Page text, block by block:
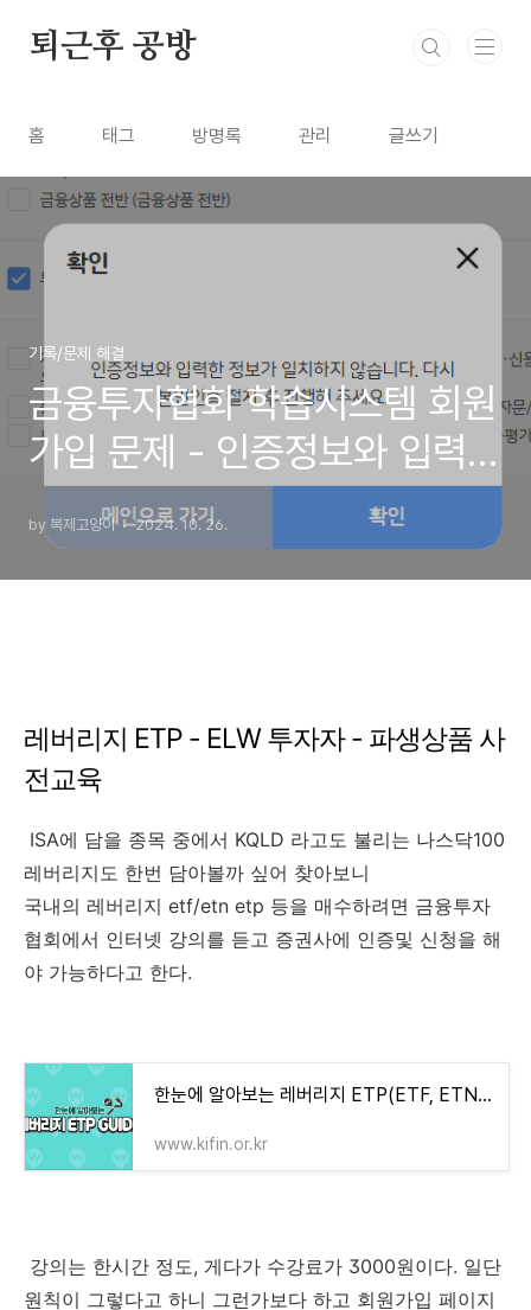
퇴근후 공방
홈 태그 방명록 관리 글쓰기
기록/문제 해결
금융투자협회 학습시스템 회원
가입 문제 - 인증정보와 입력한
정보가 일치하지 않습니다. 해
결
by 복제고양이 2024. 10. 26.
레버리지 ETP - ELW 투자자 - 파생상품 사
전교육
ISA에 담을 종목 중에서 KQLD 라고도 불리는 나스닥100
레버리지도 한번 담아볼까 싶어 찾아보니
국내의 레버리지 etf/etn etp 등을 매수하려면 금융투자
협회에서 인터넷 강의를 듣고 증권사에 인증및 신청을 해
야 가능하다고 한다.
한눈에 알아보는 레버리지 ETP(ETF, ETN) Guide
www.kifin.or.kr
강의는 한시간 정도, 게다가 수강료가 3000원이다. 일단
원칙이 그렇다고 하니 그런가보다 하고 회원가입 페이지